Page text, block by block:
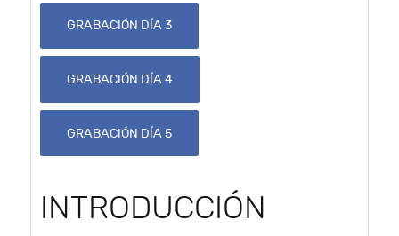
GRABACIÓN DÍA 3
GRABACIÓN DÍA 4
GRABACIÓN DÍA 5
INTRODUCCIÓN